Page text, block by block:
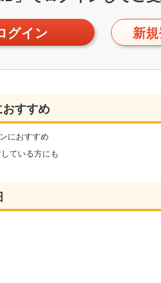
グイン 新規
おすすめ
におすすめ
ている方にも